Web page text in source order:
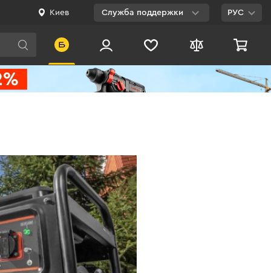
Киев Служба поддержки
0 800 200 500
Бесплатно по
Украине
РУС